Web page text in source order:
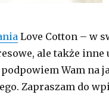
Love Cotton – w
ale także
podpowiem Wam na
Zapraszam do